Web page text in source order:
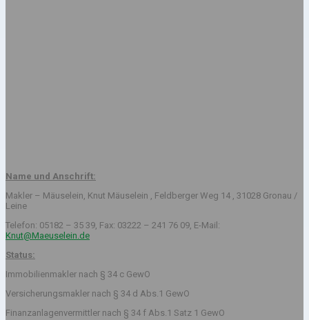
Name und Anschrift:
Makler – Mäuselein, Knut Mäuselein , Feldberger Weg 14 , 31028 Gronau /
Leine
Telefon: 05182 – 35 39, Fax: 03222 – 241 76 09, E-Mail:
Knut@Maeuselein.de
Status:
Immobilienmakler nach § 34 c GewO
Versicherungsmakler nach § 34 d Abs.1 GewO
Finanzanlagenvermittler nach § 34 f Abs.1 Satz 1 GewO